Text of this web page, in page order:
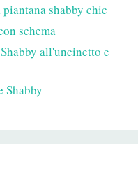
shabby chic
schema
all'uncinetto e
Shabby